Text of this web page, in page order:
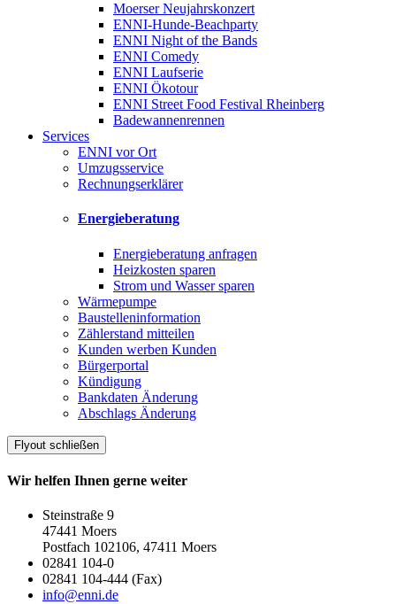
Moerser Neujahrskonzert
ENNI-Hunde-Beachparty
ENNI Night of the Bands
ENNI Comedy
ENNI Laufserie
ENNI Ökotour
ENNI Street Food Festival Rheinberg
Badewannenrennen
Services
ENNI vor Ort
Umzugsservice
Rechnungserklärer
Energieberatung
Energieberatung anfragen
Heizkosten sparen
Strom und Wasser sparen
Wärmepumpe
Baustelleninformation
Zählerstand mitteilen
Kunden werben Kunden
Bürgerportal
Kündigung
Bankdaten Änderung
Abschlags Änderung
Flyout schließen
Wir helfen Ihnen gerne weiter
Steinstraße 9
47441 Moers
Postfach 102106, 47411 Moers
02841 104-0
02841 104-444 (Fax)
info@enni.de